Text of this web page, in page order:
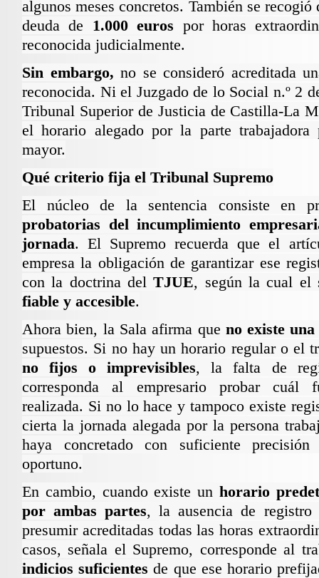
algunos meses concretos. También se
deuda de 1.000 euros por horas
reconocida judicialmente.
Sin embargo, no se consideró acreditada
reconocida. Ni el Juzgado de lo Social n.º 2
Tribunal Superior de Justicia de Castilla-La
el horario alegado por la parte trabajadora
mayor.
Qué criterio fija el Tribunal Supremo
El núcleo de la sentencia consiste en
probatorias del incumplimiento
jornada. El Supremo recuerda que el
empresa la obligación de garantizar ese
con la doctrina delTJUE, según la cual el
fiable y accesible.
Ahora bien, la Sala afirma que no existe
supuestos. Si no hay un horario regular o el
no fijos o imprevisibles, la falta de
corresponda al empresario probar cuál
realizada. Si no lo hace y tampoco existe
cierta la jornada alegada por la persona
haya concretado con suficiente
oportuno.
En cambio, cuando existe un horario
por ambas partes, la ausencia de
presumir acreditadas todas las horas
casos, señala el Supremo, corresponde al
indicios suficientes de que ese horario